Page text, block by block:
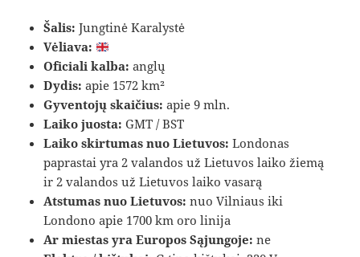
Šalis: Jungtinė Karalystė
Vėliava:
Oficiali kalba: anglų
Dydis: apie 1572 km²
Gyventojų skaičius: apie 9 mln.
Laiko juosta: GMT / BST
Laiko skirtumas nuo Lietuvos: Londonas
paprastai yra 2 valandos už Lietuvos laiko žiemą
ir 2 valandos už Lietuvos laiko vasarą
Atstumas nuo Lietuvos: nuo Vilniaus iki
Londono apie 1700 km oro linija
Ar miestas yra Europos Sąjungoje: ne